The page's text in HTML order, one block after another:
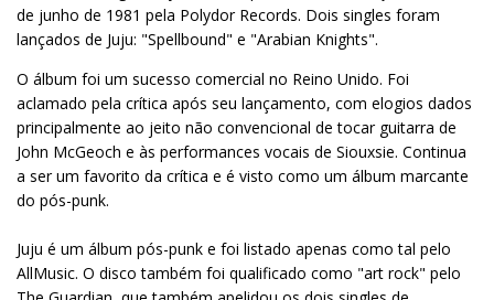
de junho de 1981 pela Polydor Records. Dois singles foram
lançados de Juju: "Spellbound" e "Arabian Knights".
O álbum foi um sucesso comercial no Reino Unido. Foi
aclamado pela crítica após seu lançamento, com elogios dados
principalmente ao jeito não convencional de tocar guitarra de
John McGeoch e às performances vocais de Siouxsie. Continua
a ser um favorito da crítica e é visto como um álbum marcante
do pós-punk.
Juju é um álbum pós-punk e foi listado apenas como tal pelo
AllMusic. O disco também foi qualificado como "art rock" pelo